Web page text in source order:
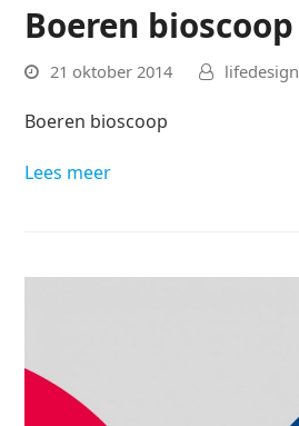
Boeren bioscoop
21 oktober 2014 lifedesign
Boeren bioscoop
Lees meer